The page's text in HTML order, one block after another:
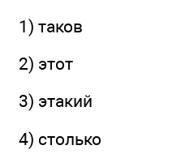
1) таков
2) этот
3) этакий
4) столько